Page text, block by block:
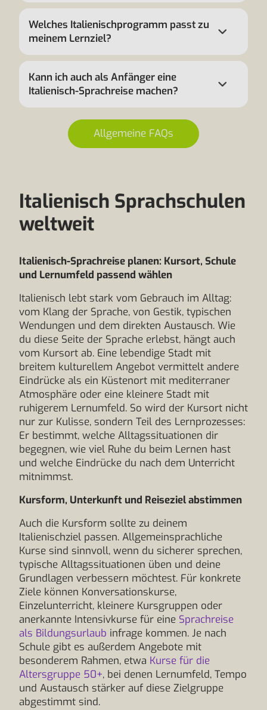
Welches Italienischprogramm passt zu
meinem Lernziel?
Kann ich auch als Anfänger eine
Italienisch-Sprachreise machen?
Allgemeine FAQs
Italienisch Sprachschulen
weltweit
Italienisch-Sprachreise planen: Kursort, Schule
und Lernumfeld passend wählen
Italienisch lebt stark vom Gebrauch im Alltag:
vom Klang der Sprache, von Gestik, typischen
Wendungen und dem direkten Austausch. Wie
du diese Seite der Sprache erlebst, hängt auch
vom Kursort ab. Eine lebendige Stadt mit
breitem kulturellem Angebot vermittelt andere
Eindrücke als ein Küstenort mit mediterraner
Atmosphäre oder eine kleinere Stadt mit
ruhigerem Lernumfeld. So wird der Kursort nicht
nur zur Kulisse, sondern Teil des Lernprozesses:
Er bestimmt, welche Alltagssituationen dir
begegnen, wie viel Ruhe du beim Lernen hast
und welche Eindrücke du nach dem Unterricht
mitnimmst.
Kursform, Unterkunft und Reiseziel abstimmen
Auch die Kursform sollte zu deinem
Italienischziel passen. Allgemeinsprachliche
Kurse sind sinnvoll, wenn du sicherer sprechen,
typische Alltagssituationen üben und deine
Grundlagen verbessern möchtest. Für konkrete
Ziele können Konversationskurse,
Einzelunterricht, kleinere Kursgruppen oder
anerkannte Intensivkurse für eine Sprachreise
als Bildungsurlaub infrage kommen. Je nach
Schule gibt es außerdem Angebote mit
besonderem Rahmen, etwa Kurse für die
Altersgruppe 50+, bei denen Lernumfeld, Tempo
und Austausch stärker auf diese Zielgruppe
abgestimmt sind.